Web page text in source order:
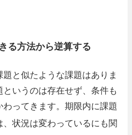
る方法から逆算する
と似たような課題はありま
いうのは存在せず、条件も
ってきます。期限内に課題
、状況は変わっているにも関